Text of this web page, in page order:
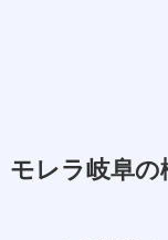
モレラ岐阜の